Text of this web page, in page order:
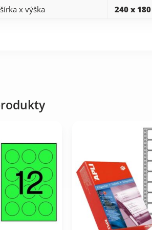
x výška 240 x